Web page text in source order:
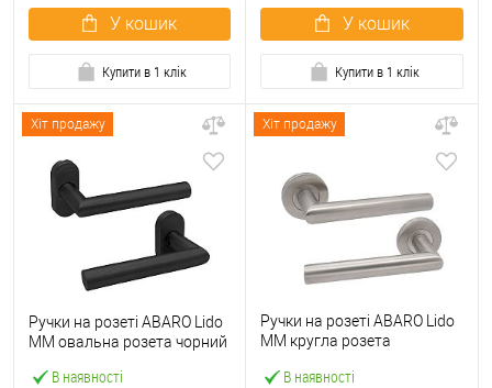
У кошик
Купити в 1 клік
У кошик
Купити в 1 клік
Хіт продажу
В наявності
Ручки на розеті ABARO Lido
MM овальна розета чорний
Хіт продажу
В наявності
Ручки на розеті ABARO Lido
MM кругла розета